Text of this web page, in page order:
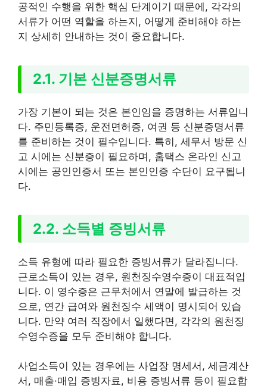
공적인 수행을 위한 핵심 단계이기 때문에, 각각의
서류가 어떤 역할을 하는지, 어떻게 준비해야 하는
지 상세히 안내하는 것이 중요합니다.
2.1. 기본 신분증명서류
가장 기본이 되는 것은 본인임을 증명하는 서류입니
다. 주민등록증, 운전면허증, 여권 등 신분증명서류
를 준비하는 것이 필수입니다. 특히, 세무서 방문 신
고 시에는 신분증이 필요하며, 홈택스 온라인 신고
시에는 공인인증서 또는 본인인증 수단이 요구됩니
다.
2.2. 소득별 증빙서류
소득 유형에 따라 필요한 증빙서류가 달라집니다.
근로소득이 있는 경우, 원천징수영수증이 대표적입
니다. 이 영수증은 근무처에서 연말에 발급하는 것
으로, 연간 급여와 원천징수 세액이 명시되어 있습
니다. 만약 여러 직장에서 일했다면, 각각의 원천징
수영수증을 모두 준비해야 합니다.
사업소득이 있는 경우에는 사업장 명세서, 세금계산
서, 매출·매입 증빙자료, 비용 증빙서류 등이 필요합